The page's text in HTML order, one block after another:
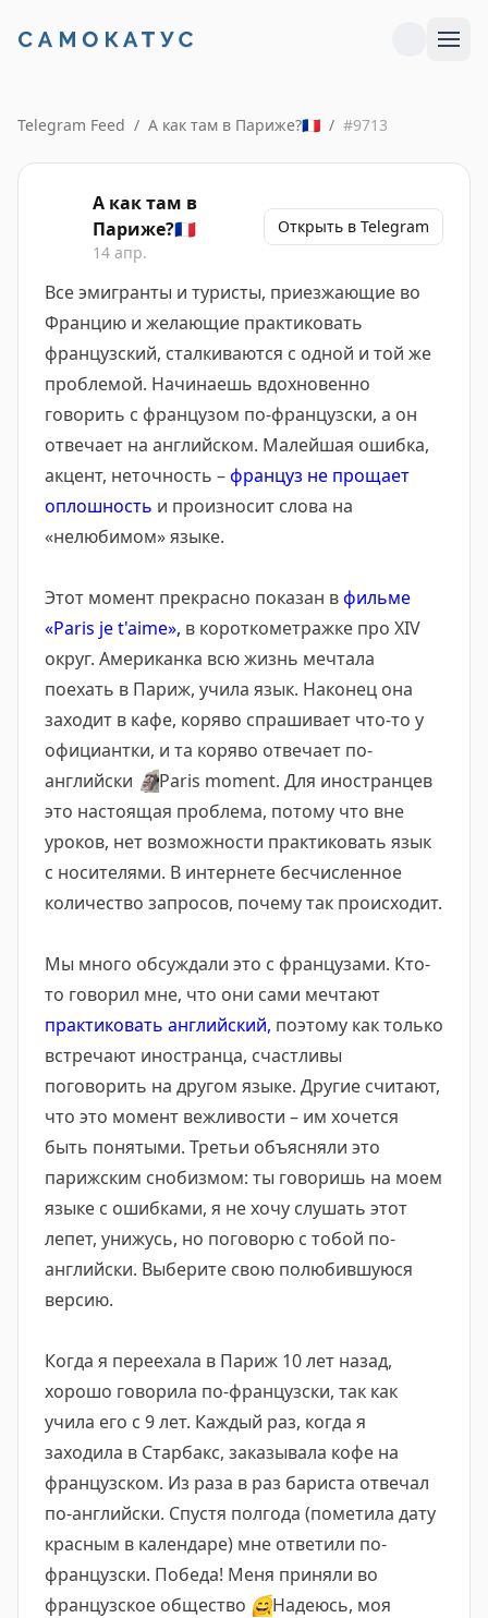
Telegram Feed / А как там в Париже?🇫🇷 / #9713
А как там в
Париже?🇫🇷
14 апр.
Открыть в Telegram
Все эмигранты и туристы, приезжающие во
Францию и желающие практиковать
французский, сталкиваются с одной и той же
проблемой. Начинаешь вдохновенно
говорить с французом по-французски, а он
отвечает на английском. Малейшая ошибка,
акцент, неточность –француз не прощает
оплошность и произносит слова на
«нелюбимом» языке.
Этот момент прекрасно показан вфильме
«Paris je t'aime», в короткометражке про XIV
округ. Американка всю жизнь мечтала
поехать в Париж, учила язык. Наконец она
заходит в кафе, коряво спрашивает что-то у
официантки, и та коряво отвечает по-
английски 🗿Paris moment. Для иностранцев
это настоящая проблема, потому что вне
уроков, нет возможности практиковать язык
с носителями. В интернете бесчисленное
количество запросов, почему так происходит.
Мы много обсуждали это с французами. Кто-
то говорил мне, что они сами мечтают
практиковать английский, поэтому как только
встречают иностранца, счастливы
поговорить на другом языке. Другие считают,
что это момент вежливости – им хочется
быть понятыми. Третьи объясняли это
парижским снобизмом: ты говоришь на моем
языке с ошибками, я не хочу слушать этот
лепет, унижусь, но поговорю с тобой по-
английски. Выберите свою полюбившуюся
версию.
Когда я переехала в Париж 10 лет назад,
хорошо говорила по-французски, так как
учила его с 9 лет. Каждый раз, когда я
заходила в Старбакс, заказывала кофе на
французском. Из раза в раз бариста отвечал
по-английски. Спустя полгода (пометила дату
красным в календаре) мне ответили по-
французски. Победа! Меня приняли во
французское общество 😄Надеюсь, моя